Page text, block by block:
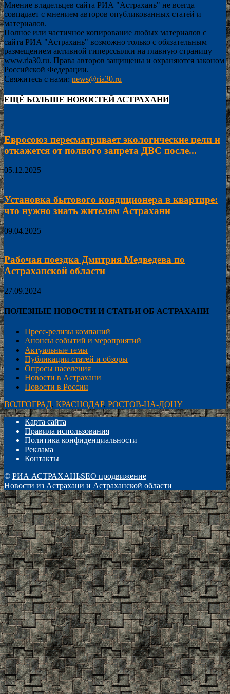
Мнение владельцев сайта РИА "Астрахань" не всегда
совпадает с мнением авторов опубликованных статей и
материалов.
Полное или частичное копирование любых материалов с
сайта РИА "Астрахань" возможно только с обязательным
размещением активной гиперссылки на главную страницу
www.ria30.ru. Права авторов защищены и охраняются законом
Российской Федерации.
Свяжитесь с нами: news@ria30.ru
ЕЩЁ БОЛЬШЕ НОВОСТЕЙ АСТРАХАНИ
Евросоюз пересматривает экологические цели и
откажется от полного запрета ДВС после...
05.12.2025
Установка бытового кондиционера в квартире:
что нужно знать жителям Астрахани
09.04.2025
Рабочая поездка Дмитрия Медведева по
Астраханской области
27.09.2024
ПОЛЕЗНЫЕ НОВОСТИ И СТАТЬИ ОБ АСТРАХАНИ
Пресс-релизы компаний
Анонсы событий и мероприятий
Актуальные темы
Публикации статей и обзоры
Опросы населения
Новости в Астрахани
Новости в России
ВОЛГОГРАД, КРАСНОДАР, РОСТОВ-НА-ДОНУ
Карта сайта
Правила использования
Политика конфиденциальности
Реклама
Контакты
© РИА АСТРАХАНЬSEO продвижение
Новости из Астрахани и Астраханской области